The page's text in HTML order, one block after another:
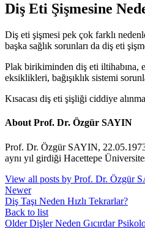
Diş Eti Şişmesine
Diş eti şişmesi pek çok farklı
başka sağlık sorunları da diş eti
Plak birikiminden diş eti iltihabına,
eksiklikleri, bağışıklık sistemi
Kısacası diş eti şişliği ciddiye
About Prof. Dr. Özgür SAYIN
Prof. Dr. Özgür SAYIN,
aynı yıl girdiği Hacettepe
View all posts by Prof. Dr. Özgür
Newer
Diş Taşı Neden Hızlı Tekrarlar?
Back to list
Older Dişler Neden Gıcırdar